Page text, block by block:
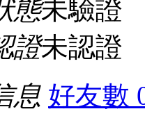
態未驗證
證未認證
息 好友數